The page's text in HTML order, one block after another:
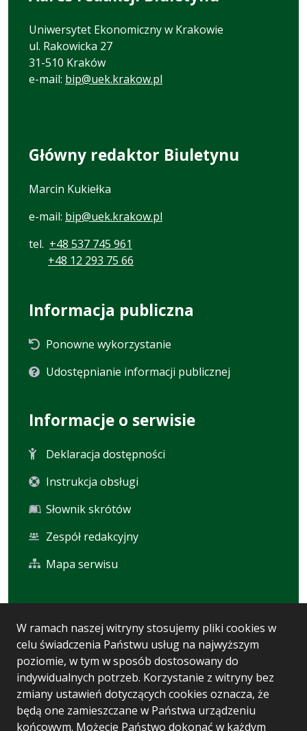
W ramach naszej witryny stosujemy pliki cookies w
celu świadczenia Państwu usług na najwyższym
poziomie, w tym w sposób dostosowany do
indywidualnych potrzeb. Korzystanie z witryny bez
zmiany ustawień dotyczących cookies oznacza, że
będą one zamieszczane w Państwa urządzeniu
końcowym. Możecie Państwo dokonać w każdym
Uniwersytet Ekonomiczny w Krakowie
ul. Rakowicka 27
31-510 Kraków
e-mail: bip@uek.krakow.pl
Główny redaktor Biuletynu
Marcin Kukiełka
e-mail: bip@uek.krakow.pl
tel. +48 537 745 961
+48 12 293 75 66
Informacja publiczna
Ponowne wykorzystanie
Udostępnianie informacji publicznej
Informacje o serwisie
Deklaracja dostępności
Instrukcja obsługi
Słownik skrótów
Zespół redakcyjny
Mapa serwisu
Statystyki oglądalności
Ostatnio dodane
Polityka prywatności